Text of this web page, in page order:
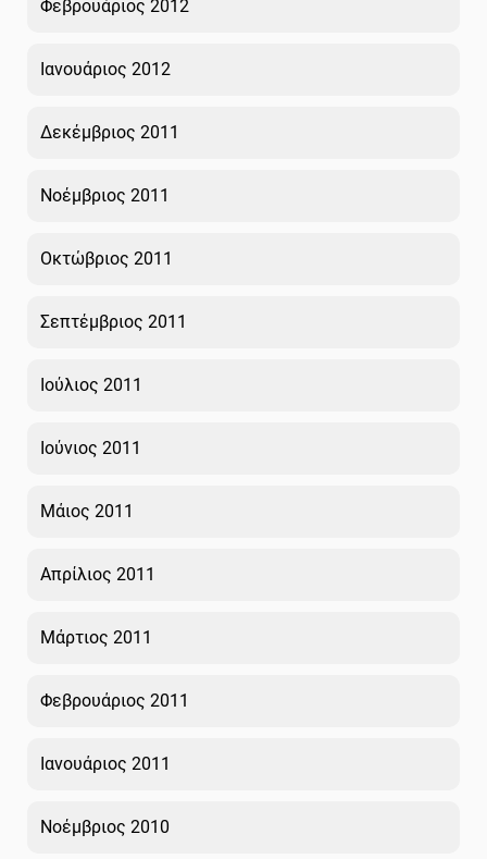
Φεβρουάριος 2012
Ιανουάριος 2012
Δεκέμβριος 2011
Νοέμβριος 2011
Οκτώβριος 2011
Σεπτέμβριος 2011
Ιούλιος 2011
Ιούνιος 2011
Μάιος 2011
Απρίλιος 2011
Μάρτιος 2011
Φεβρουάριος 2011
Ιανουάριος 2011
Νοέμβριος 2010